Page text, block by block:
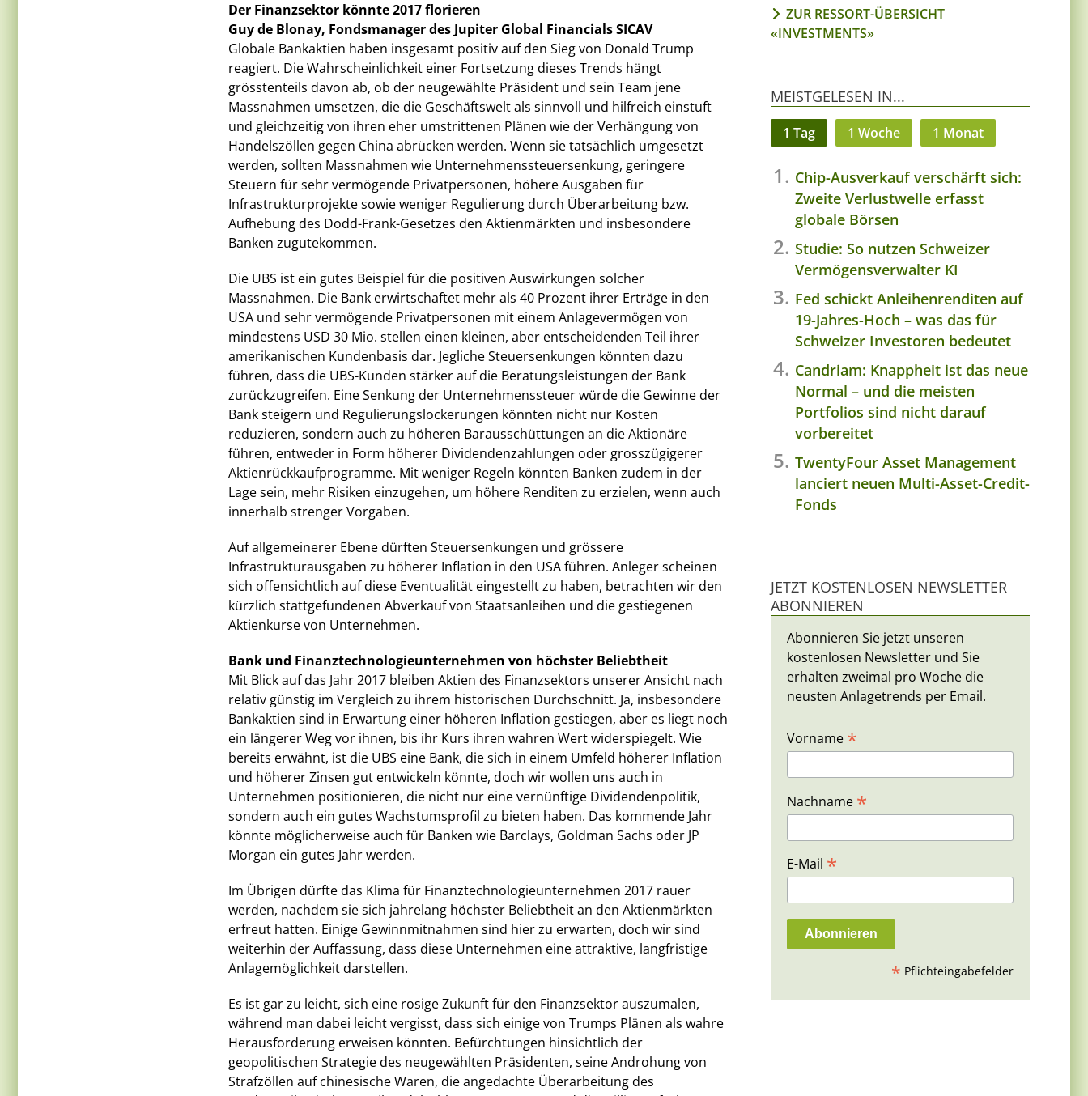
Der Finanzsektor könnte 2017 florieren
Guy de Blonay, Fondsmanager des Jupiter Global Financials SICAV
Globale Bankaktien haben insgesamt positiv auf den Sieg von Donald Trump
reagiert. Die Wahrscheinlichkeit einer Fortsetzung dieses Trends hängt
grösstenteils davon ab, ob der neugewählte Präsident und sein Team jene
Massnahmen umsetzen, die die Geschäftswelt als sinnvoll und hilfreich einstuft
und gleichzeitig von ihren eher umstrittenen Plänen wie der Verhängung von
Handelszöllen gegen China abrücken werden. Wenn sie tatsächlich umgesetzt
werden, sollten Massnahmen wie Unternehmenssteuersenkung, geringere
Steuern für sehr vermögende Privatpersonen, höhere Ausgaben für
Infrastrukturprojekte sowie weniger Regulierung durch Überarbeitung bzw.
Aufhebung des Dodd-Frank-Gesetzes den Aktienmärkten und insbesondere
Banken zugutekommen.
Die UBS ist ein gutes Beispiel für die positiven Auswirkungen solcher
Massnahmen. Die Bank erwirtschaftet mehr als 40 Prozent ihrer Erträge in den
USA und sehr vermögende Privatpersonen mit einem Anlagevermögen von
mindestens USD 30 Mio. stellen einen kleinen, aber entscheidenden Teil ihrer
amerikanischen Kundenbasis dar. Jegliche Steuersenkungen könnten dazu
führen, dass die UBS-Kunden stärker auf die Beratungsleistungen der Bank
zurückzugreifen. Eine Senkung der Unternehmenssteuer würde die Gewinne der
Bank steigern und Regulierungslockerungen könnten nicht nur Kosten
reduzieren, sondern auch zu höheren Barausschüttungen an die Aktionäre
führen, entweder in Form höherer Dividendenzahlungen oder grosszügigerer
Aktienrückkaufprogramme. Mit weniger Regeln könnten Banken zudem in der
Lage sein, mehr Risiken einzugehen, um höhere Renditen zu erzielen, wenn auch
innerhalb strenger Vorgaben.
Auf allgemeinerer Ebene dürften Steuersenkungen und grössere
Infrastrukturausgaben zu höherer Inflation in den USA führen. Anleger scheinen
sich offensichtlich auf diese Eventualität eingestellt zu haben, betrachten wir den
kürzlich stattgefundenen Abverkauf von Staatsanleihen und die gestiegenen
Aktienkurse von Unternehmen.
Bank und Finanztechnologieunternehmen von höchster Beliebtheit
Mit Blick auf das Jahr 2017 bleiben Aktien des Finanzsektors unserer Ansicht nach
relativ günstig im Vergleich zu ihrem historischen Durchschnitt. Ja, insbesondere
Bankaktien sind in Erwartung einer höheren Inflation gestiegen, aber es liegt noch
ein längerer Weg vor ihnen, bis ihr Kurs ihren wahren Wert widerspiegelt. Wie
bereits erwähnt, ist die UBS eine Bank, die sich in einem Umfeld höherer Inflation
und höherer Zinsen gut entwickeln könnte, doch wir wollen uns auch in
Unternehmen positionieren, die nicht nur eine vernünftige Dividendenpolitik,
sondern auch ein gutes Wachstumsprofil zu bieten haben. Das kommende Jahr
könnte möglicherweise auch für Banken wie Barclays, Goldman Sachs oder JP
Morgan ein gutes Jahr werden.
Im Übrigen dürfte das Klima für Finanztechnologieunternehmen 2017 rauer
werden, nachdem sie sich jahrelang höchster Beliebtheit an den Aktienmärkten
erfreut hatten. Einige Gewinnmitnahmen sind hier zu erwarten, doch wir sind
weiterhin der Auffassung, dass diese Unternehmen eine attraktive, langfristige
Anlagemöglichkeit darstellen.
Es ist gar zu leicht, sich eine rosige Zukunft für den Finanzsektor auszumalen,
während man dabei leicht vergisst, dass sich einige von Trumps Plänen als wahre
Herausforderung erweisen könnten. Befürchtungen hinsichtlich der
geopolitischen Strategie des neugewählten Präsidenten, seine Androhung von
Strafzöllen auf chinesische Waren, die angedachte Überarbeitung des
ZUR RESSORT-ÜBERSICHT
«INVESTMENTS»
MEISTGELESEN IN...
1 Tag 1 Woche 1 Monat
Chip-Ausverkauf verschärft sich:
Zweite Verlustwelle erfasst
globale Börsen
Studie: So nutzen Schweizer
Vermögensverwalter KI
Fed schickt Anleihenrenditen auf
19-Jahres-Hoch – was das für
Schweizer Investoren bedeutet
Candriam: Knappheit ist das neue
Normal – und die meisten
Portfolios sind nicht darauf
vorbereitet
TwentyFour Asset Management
lanciert neuen Multi-Asset-Credit-
Fonds
JETZT KOSTENLOSEN NEWSLETTER
ABONNIEREN
Abonnieren Sie jetzt unseren
kostenlosen Newsletter und Sie
erhalten zweimal pro Woche die
neusten Anlagetrends per Email.
Vorname *
Nachname *
E-Mail *
* Pflichteingabefelder